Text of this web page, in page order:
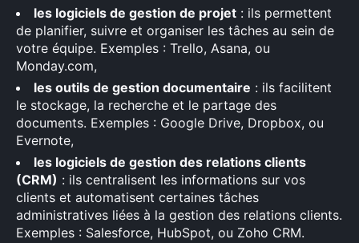
les logiciels de gestion de projet : ils permettent
de planifier, suivre et organiser les tâches au sein de
votre équipe. Exemples : Trello, Asana, ou
Monday.com,
les outils de gestion documentaire : ils facilitent
le stockage, la recherche et le partage des
documents. Exemples : Google Drive, Dropbox, ou
Evernote,
les logiciels de gestion des relations clients
(CRM) : ils centralisent les informations sur vos
clients et automatisent certaines tâches
administratives liées à la gestion des relations clients.
Exemples : Salesforce, HubSpot, ou Zoho CRM.
Rechercher
: